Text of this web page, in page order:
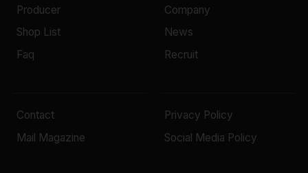
Producer
Shop List
Faq
Company
News
Recruit
Contact
Mail Magazine
Privacy Policy
Social Media Policy